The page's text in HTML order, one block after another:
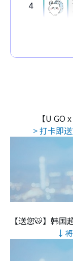
【U GO
> 打卡即
【送您🐯】韩国
↓